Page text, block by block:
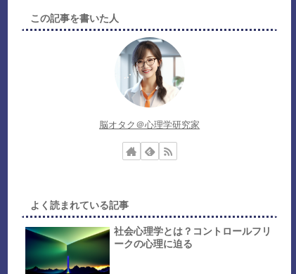
この記事を書いた人
脳オタク＠心理学研究家
よく読まれている記事
社会心理学とは？コントロールフリ
ークの心理に迫る